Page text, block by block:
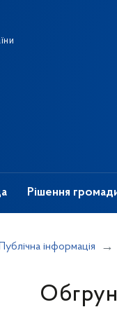
Рішення
Публічна інформація